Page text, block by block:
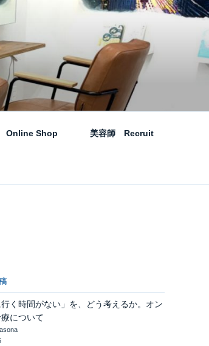
幌琴似の美容室
ーマの美容室です。
Online Shop 美容師 Recruit
行く時間がない」を、どう考えるか。オン
について